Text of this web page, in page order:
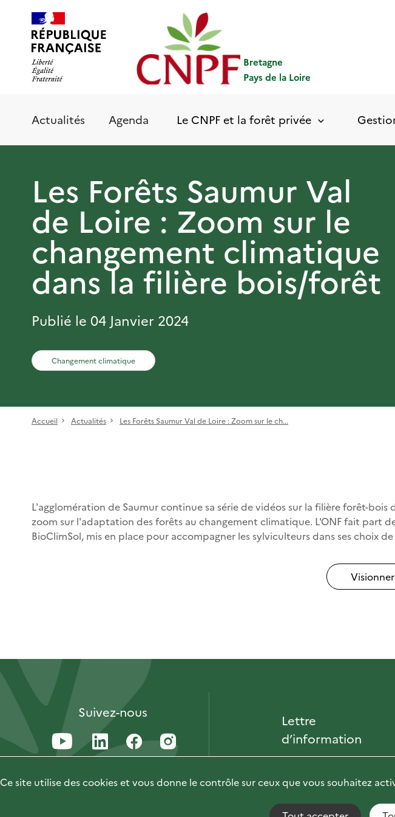
contenu
principal
Bretagne
Pays de la Loire
Actualités Agenda Le CNPF et la forêt privée
Les Forêts Saumur Val
de Loire : Zoom sur le
changement climatique
dans la filière bois/forêt
Publié le 04 Janvier 2024
Changement climatique
Accueil Actualités Les Forêts Saumur Val de Loire : Zoom sur le ch...
L'agglomération de Saumur continue sa série de vidéos sur la filière forêt-
zoom sur l'adaptation des forêts au changement climatique. L'ONF fait part
BioClimSol, mis en place pour accompagner les sylviculteurs dans ses choix
Suivez-nous
Lettre
d’information
Ce site utilise des cookies et vous donne le contrôle sur ceux que vous souhaitez